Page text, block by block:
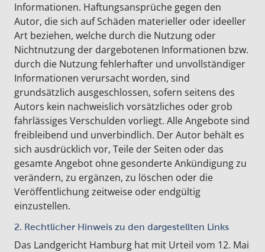
Informationen. Haftungsansprüche gegen den
Autor, die sich auf Schäden materieller oder ideeller
Art beziehen, welche durch die Nutzung oder
Nichtnutzung der dargebotenen Informationen bzw.
durch die Nutzung fehlerhafter und unvollständiger
Informationen verursacht worden, sind
grundsätzlich ausgeschlossen, sofern seitens des
Autors kein nachweislich vorsätzliches oder grob
fahrlässiges Verschulden vorliegt. Alle Angebote sind
freibleibend und unverbindlich. Der Autor behält es
sich ausdrücklich vor, Teile der Seiten oder das
gesamte Angebot ohne gesonderte Ankündigung zu
verändern, zu ergänzen, zu löschen oder die
Veröffentlichung zeitweise oder endgültig
einzustellen.
2. Rechtlicher Hinweis zu den dargestellten Links
Das Landgericht Hamburg hat mit Urteil vom 12. Mai